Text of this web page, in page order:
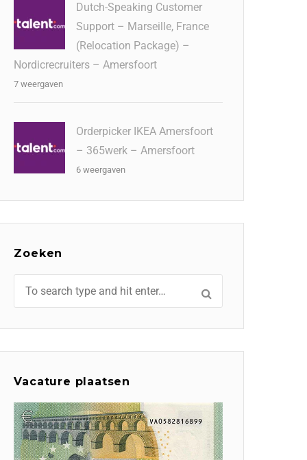
Dutch-Speaking Customer
Support – Marseille, France
(Relocation Package) –
Nordicrecruiters – Amersfoort
7 weergaven
Orderpicker IKEA Amersfoort
– 365werk – Amersfoort
6 weergaven
Zoeken
Vacature plaatsen